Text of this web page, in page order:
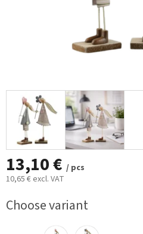
13,10 € / pcs
10,65 € excl. VAT
price:
Choose variant